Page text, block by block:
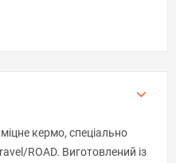
кермо, спеціально
ROAD. Виготовлений із